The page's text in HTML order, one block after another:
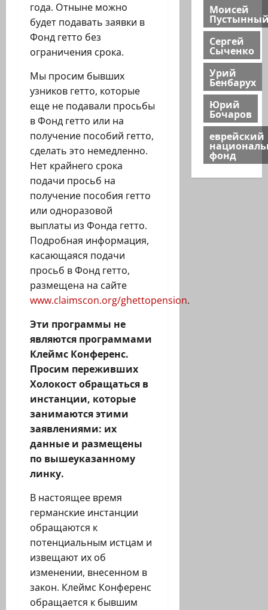
года. Отныне можно
будет подавать заявки в
Фонд гетто без
ограничения срока.
Мы просим бывших
узников гетто, которые
еще не подавали просьбы
в Фонд гетто или на
получение пособий гетто,
сделать это немедленно.
Нет крайнего срока
подачи просьб на
получение пособия гетто
или одноразовой
выплаты из Фонда гетто.
Подробная информация,
касающаяся подачи
просьб в Фонд гетто,
размещена на сайте
www.claimscon.org/ghettopension.
Эти программы не
являются программами
Клеймс Конференс.
Просим переживших
Холокост обращаться в
инстанции, которые
занимаются этими
заявлениями: их
данные и размещены
по вышеуказанному
линку.
В настоящее время
германские инстанции
обращаются к
потенциальным истцам и
извещают их об
изменении, внесенном в
закон. Клеймс Конференс
обращается к бывшим
Моисей
Сергей
Сыченко
Урий
Бенбарух
Юрий
Бочаров
еврейский
фонд